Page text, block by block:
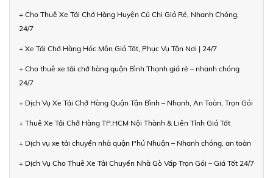
+ Cho Thuê Xe Tải Chở Hàng Huyện Củ Chi Giá Rẻ, Nhanh Chóng,
24/7
+ Xe Tải Chở Hàng Hóc Môn Giá Tốt, Phục Vụ Tận Nơi | 24/7
+ Cho thuê xe tải chở hàng quận Bình Thạnh giá rẻ – nhanh chóng
24/7
+ Dịch Vụ Xe Tải Chở Hàng Quận Tân Bình – Nhanh, An Toàn, Trọn Gói
+ Thuê Xe Tải Chở Hàng TP.HCM Nội Thành & Liên Tỉnh Giá Tốt
+ Dịch vụ xe tải chuyển nhà quận Phú Nhuận – Nhanh chóng, an toàn
+ Dịch Vụ Cho Thuê Xe Tải Chuyển Nhà Gò Vấp Trọn Gói – Giá Tốt 24/7